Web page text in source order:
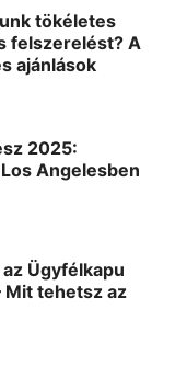
tökéletes
felszerelést? A
ajánlások
2025:
Angelesben
Ügyfélkapu
Mit tehetsz az